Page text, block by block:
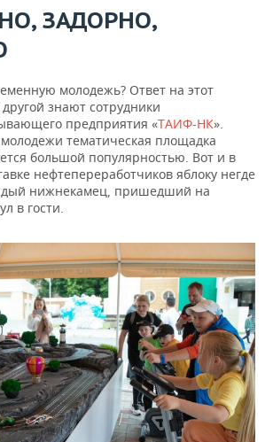
ЗАДОРНО,
молодежь? Ответ на этот
знают сотрудники
предприятия «ТАИФ-НК».
тематическая площадка
большой популярностью. Вот и в
нефтепереработчиков яблоку негде
нижнекамец, пришедший на
в гости.